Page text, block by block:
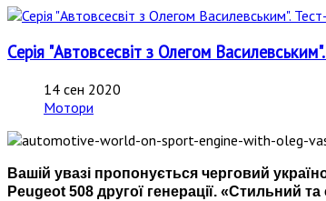
Серія "Автовсесвіт з Олегом
14 сен 2020
Мотори
Вашій увазі пропонується черговий
Peugeot 508 другої генерації. «Стильний